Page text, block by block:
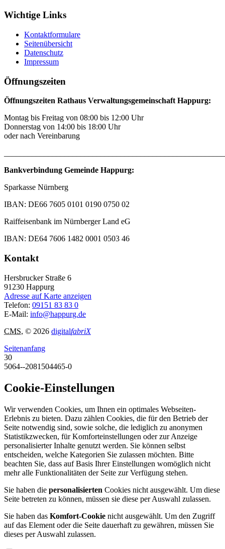
Wichtige Links
Kontaktformulare
Seitenübersicht
Datenschutz
Impressum
Öffnungszeiten
Öffnungszeiten Rathaus Verwaltungsgemeinschaft Happurg:
Montag bis Freitag von 08:00 bis 12:00 Uhr
Donnerstag von 14:00 bis 18:00 Uhr
oder nach Vereinbarung
Bankverbindung Gemeinde Happurg:
Sparkasse Nürnberg
IBAN: DE66 7605 0101 0190 0750 02
Raiffeisenbank im Nürnberger Land eG
IBAN: DE64 7606 1482 0001 0503 46
Kontakt
Hersbrucker Straße 6
91230 Happurg
Adresse auf Karte anzeigen
Telefon: 09151 83 83 0
E-Mail: info@happurg.de
CMS, © 2026 digitalfabriX
Seitenanfang
30
5064--2081504465-0
Cookie-Einstellungen
Wir verwenden Cookies, um Ihnen ein optimales Webseiten-
Erlebnis zu bieten. Dazu zählen Cookies, die für den Betrieb der
Seite notwendig sind, sowie solche, die lediglich zu anonymen
Statistikzwecken, für Komforteinstellungen oder zur Anzeige
personalisierter Inhalte genutzt werden. Sie können selbst
entscheiden, welche Kategorien Sie zulassen möchten. Bitte
beachten Sie, dass auf Basis Ihrer Einstellungen womöglich nicht
mehr alle Funktionalitäten der Seite zur Verfügung stehen.
Sie haben die personalisierten Cookies nicht ausgewählt. Um diese
Seite betreten zu können, müssen sie diese per Auswahl zulassen.
Sie haben das Komfort-Cookie nicht ausgewählt. Um den Zugriff
auf das Element oder die Seite dauerhaft zu gewähren, müssen Sie
dieses per Auswahl zulassen.